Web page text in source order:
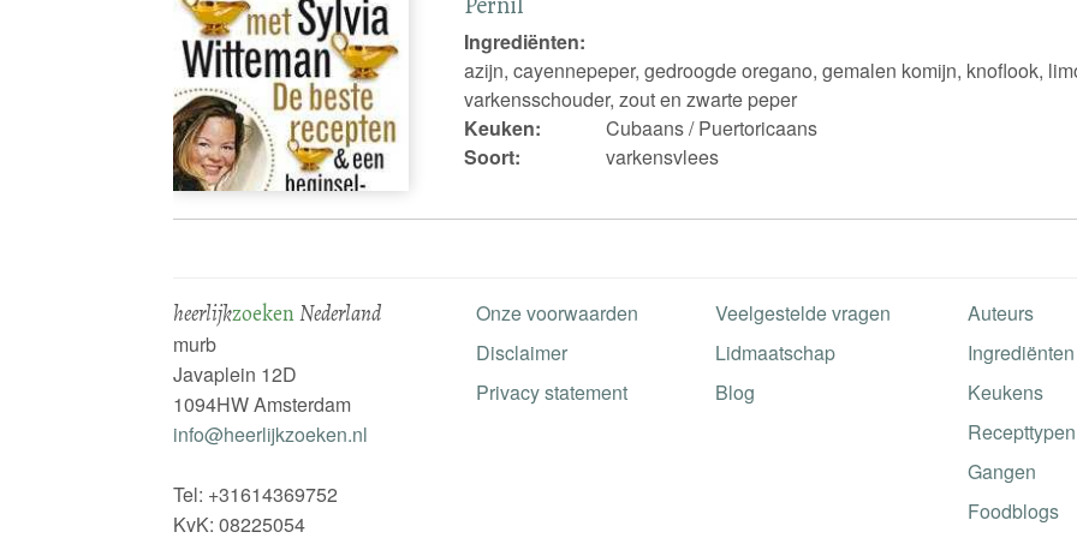
Ingrediënten:
azijn, cayennepeper, gedroogde oregano, gemalen komijn, knoflook,
varkensschouder, zout en zwarte peper
Keuken:
Cubaans / Puertoricaans
Soort:
varkensvlees
heerlijkzoekenNederland
murb
Javaplein 12D
1094HW Amsterdam
info@heerlijkzoeken.nl
Tel: +31614369752
KvK: 08225054
Onze voorwaarden
Disclaimer
Privacy statement
Veelgestelde vragen
Lidmaatschap
Blog
Auteurs
Ingrediënten
Keukens
Recepttypen
Gangen
Foodblogs